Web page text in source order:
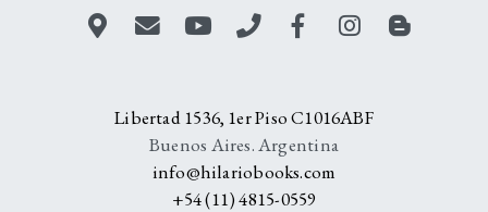
Libertad 1536, 1er Piso C1016ABF
Buenos Aires. Argentina
info@hilariobooks.com
+54 (11) 4815-0559